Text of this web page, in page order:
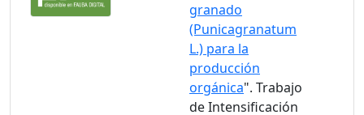
granado
(Punicagranatum
L.) para la
producción
orgánica". Trabajo
de Intensificación